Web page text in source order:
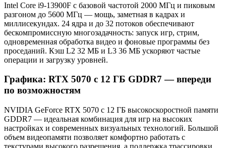
Intel Core i9-13900F с базовой частотой 2000 МГц и пиковым
разгоном до 5600 МГц — мощь, заметная в кадрах и
миллисекундах. 24 ядра и до 32 потоков обеспечивают
бескомпромиссную многозадачность: запуск игр, стрим,
одновременная обработка видео и фоновые программы без
проседаний. Кэш L2 32 МБ и L3 36 МБ ускоряют частые
операции и загрузку уровней.
Графика: RTX 5070 с 12 ГБ GDDR7 — впереди
по возможностям
NVIDIA GeForce RTX 5070 с 12 ГБ высокоскоростной памяти
GDDR7 — идеальная комбинация для игр на высоких
настройках и современных визуальных технологий. Большой
объем видеопамяти позволяет комфортно работать с
текстурами высокого разрешения, а поддержка трассировки